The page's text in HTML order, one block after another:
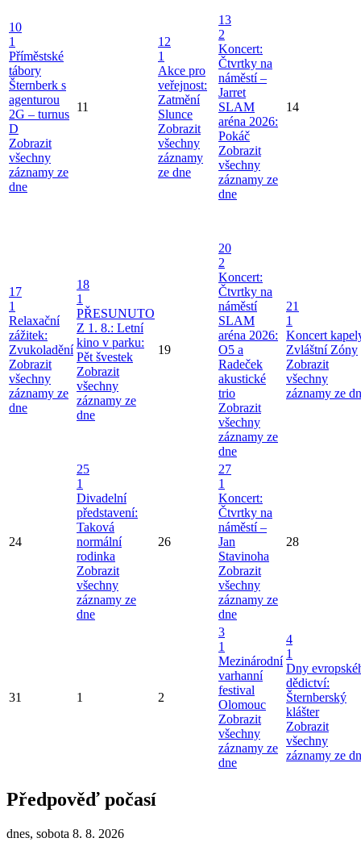
10
1
Příměstské
tábory
Šternberk s
agenturou
2G – turnus
D
Zobrazit
všechny
záznamy ze
dne
11
12
1
Akce pro
veřejnost:
Zatmění
Slunce
Zobrazit
všechny
záznamy
ze dne
13
2
Koncert:
Čtvrtky na
náměstí –
Jarret
SLAM
aréna 2026:
Pokáč
Zobrazit
všechny
záznamy ze
dne
14
17
1
Relaxační
zážitek:
Zvukoladění
Zobrazit
všechny
záznamy ze
dne
18
1
PŘESUNUTO
Z 1. 8.: Letní
kino v parku:
Pět švestek
Zobrazit
všechny
záznamy ze
dne
19
20
2
Koncert:
Čtvrtky na
náměstí
SLAM
aréna 2026:
O5 a
Radeček
akustické
trio
Zobrazit
všechny
záznamy ze
dne
21
1
Koncert
Zvláštní Zóny
Zobrazit
všechny
záznamy ze
24
25
1
Divadelní
představení:
Taková
normální
rodinka
Zobrazit
všechny
záznamy ze
dne
26
27
1
Koncert:
Čtvrtky na
náměstí –
Jan
Stavinoha
Zobrazit
všechny
záznamy ze
dne
28
31 1 2
3
1
Mezinárodní
varhanní
festival
Olomouc
Zobrazit
všechny
záznamy ze
dne
4
1
Dny
dědictví:
Šternberský
klášter
Zobrazit
všechny
záznamy ze
Předpověď počasí
dnes, sobota 8. 8. 2026